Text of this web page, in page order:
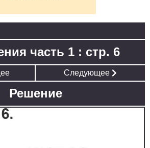
часть 1 : стр. 6
Следующее
Решение